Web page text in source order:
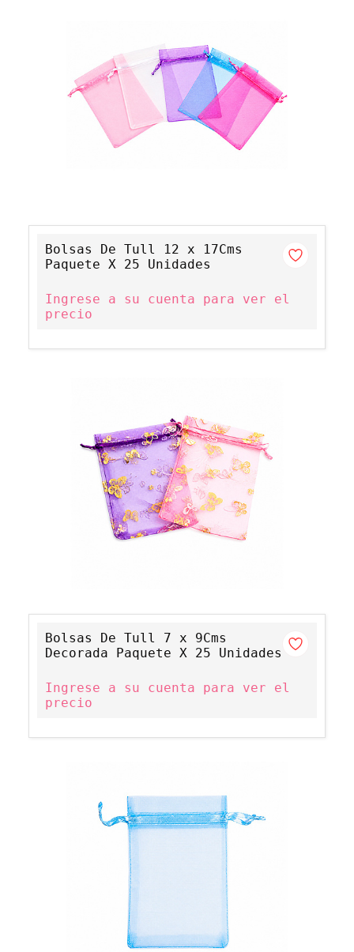
Bolsas De Tull 12 x 17Cms
Paquete X 25 Unidades
Ingrese a su cuenta para ver el
precio
Bolsas De Tull 7 x 9Cms
Decorada Paquete X 25 Unidades
Ingrese a su cuenta para ver el
precio